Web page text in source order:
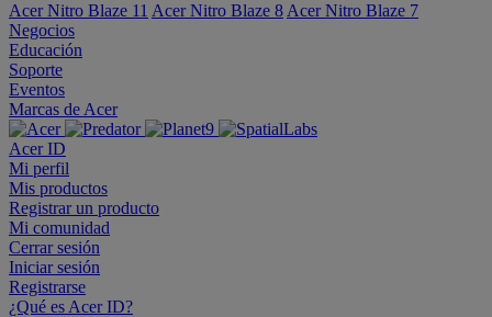
Acer Nitro Blaze 11 Acer Nitro Blaze 8 Acer Nitro Blaze 7
Negocios
Educación
Soporte
Eventos
Marcas de Acer
Acer ID
Mi perfil
Mis productos
Registrar un producto
Mi comunidad
Cerrar sesión
Iniciar sesión
Registrarse
¿Qué es Acer ID?